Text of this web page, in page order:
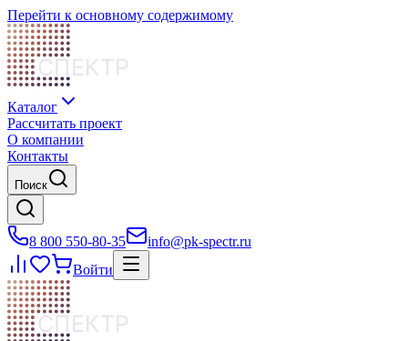
Перейти к основному содержимому
СПЕКТР
Каталог
Рассчитать проект
О компании
Контакты
Поиск
8 800 550-80-35
info@pk-spectr.ru
Войти
СПЕКТР